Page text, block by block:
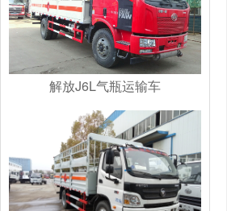
解放J6L气瓶运输车